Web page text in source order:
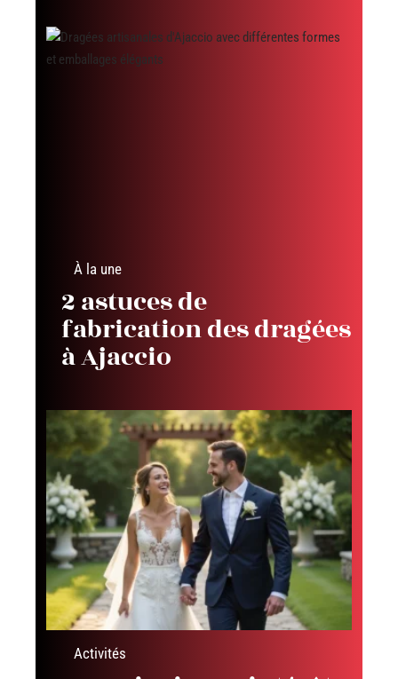
À la une
2 astuces de
fabrication des dragées
à Ajaccio
Activités